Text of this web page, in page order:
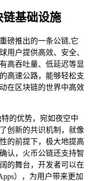
基础设施
磅推出的一条公链,它
用户提供高效、安全、
高吞吐量、低延迟等显
高速公路，能够轻松支
在区块链的世界中高效
的优势，宛如夜空中
创新的共识机制，就像
的前提下，极大地提高
认，火币公链还支持智
的舞台，开发者可以在
），为用户带来更加